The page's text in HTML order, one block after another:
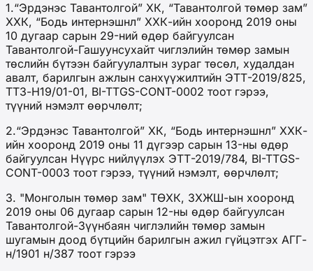
1.“Эрдэнэс Тавантолгой” ХК, “Тавантолгой төмөр зам”
ХХК, “Бодь интернэшнл” ХХК-ийн хооронд 2019 оны
10 дугаар сарын 29-ний өдөр байгуулсан
Тавантолгой-Гашуунсухайт чиглэлийн төмөр замын
төслийн бүтээн байгуулалтын зураг төсөл, худалдан
авалт, барилгын ажлын санхүүжилтийн ЭТТ-2019/825,
ТТЗ-Н19/01-01, BI-TTGS-CONT-0002 тоот гэрээ,
түүний нэмэлт өөрчлөлт;
2.“Эрдэнэс Тавантолгой” ХК, “Бодь интернэшнл” ХХК-
ийн хооронд 2019 оны 11 дүгээр сарын 13-ны өдөр
байгуулсан Нүүрс нийлүүлэх ЭТТ-2019/784, BI-TTGS-
CONT-0003 тоот гэрээ, түүний нэмэлт, өөрчлөлт;
3. "Монголын төмөр зам" ТӨХК, ЗХЖШ-ын хооронд
2019 оны 06 дугаар сарын 12-ны өдөр байгуулсан
Тавантолгой-Зүүнбаян чиглэлийн төмөр замын
шугамын доод бүтцийн барилгын ажил гүйцэтгэх АГГ-
н/1901 н/387 тоот гэрээ